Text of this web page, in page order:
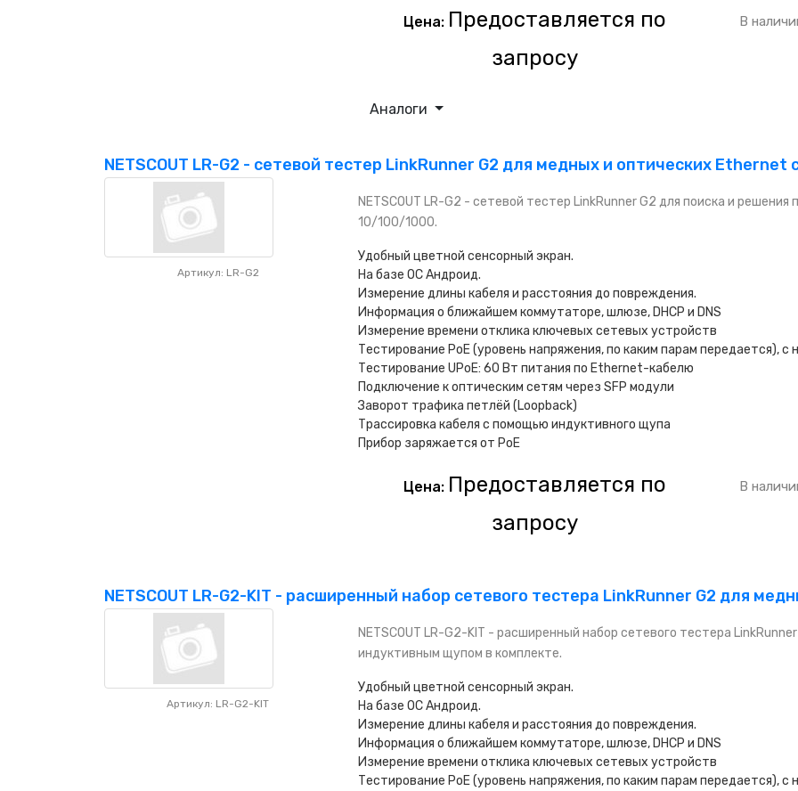
Цена: Предоставляется по
запросу
Аналоги
В
NETSCOUT LR-G2 - сетевой тестер LinkRunner G2 для медных и оптических Ethernet
Артикул: LR-G2
NETSCOUT LR-G2 - сетевой тестер LinkRunner G2 для поиска и
10/100/1000.
Удобный цветной сенсорный экран.
На базе OC Андроид.
Измерение длины кабеля и расстояния до повреждения.
Информация о ближайшем коммутаторе, шлюзе, DHCP и DNS
Измерение времени отклика ключевых сетевых устройств
Тестирование PoE (уровень напряжения, по каким парам передается), с
Тестирование UPoE: 60 Вт питания по Ethernet-кабелю
Подключение к оптическим сетям через SFP модули
Заворот трафика петлёй (Loopback)
Трассировка кабеля с помощью индуктивного щупа
Прибор заряжается от PoE
Цена: Предоставляется по
запросу
В
NETSCOUT LR-G2-KIT - расширенный набор сетевого тестера LinkRunner G2 для
Артикул: LR-G2-KIT
NETSCOUT LR-G2-KIT - расширенный набор сетевого тестера
индуктивным щупом в комплекте.
Удобный цветной сенсорный экран.
На базе OC Андроид.
Измерение длины кабеля и расстояния до повреждения.
Информация о ближайшем коммутаторе, шлюзе, DHCP и DNS
Измерение времени отклика ключевых сетевых устройств
Тестирование PoE (уровень напряжения, по каким парам передается), с